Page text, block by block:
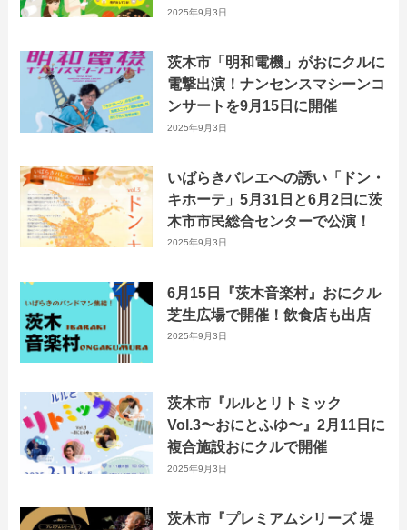
おにクルで開催！
2025年9月3日
茨木市「明和電機」がおにクルに
電撃出演！ナンセンスマシーンコ
ンサートを9月15日に開催
2025年9月3日
いばらきバレエへの誘い「ドン・
キホーテ」5月31日と6月2日に茨
木市市民総合センターで公演！
2025年9月3日
6月15日『茨木音楽村』おにクル
芝生広場で開催！飲食店も出店
2025年9月3日
茨木市『ルルとリトミック
Vol.3〜おにとふゆ〜』2月11日に
複合施設おにクルで開催
2025年9月3日
茨木市『プレミアムシリーズ 堤